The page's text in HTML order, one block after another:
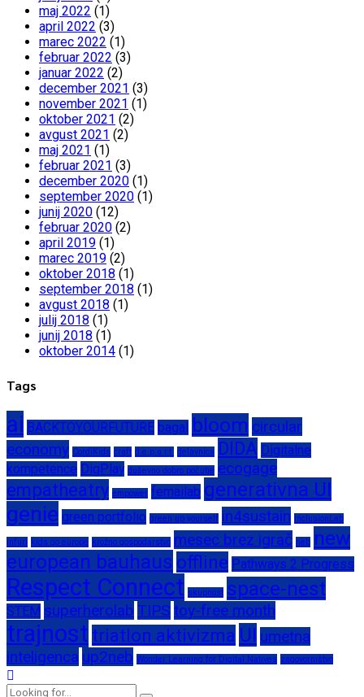
maj 2022 (1)
april 2022 (3)
marec 2022 (1)
februar 2022 (3)
januar 2022 (2)
december 2021 (3)
november 2021 (1)
oktober 2021 (2)
avgust 2021 (2)
maj 2021 (1)
februar 2021 (3)
december 2020 (1)
september 2020 (1)
junij 2020 (12)
februar 2020 (2)
april 2019 (1)
marec 2019 (2)
oktober 2018 (1)
september 2018 (1)
avgust 2018 (1)
julij 2018 (1)
junij 2018 (1)
oktober 2014 (1)
Tags
ai BACKTOYOURFUTURE bagal bloom circular
economy CordiKids craft d.e.p.a.r.t. delavnica DIDA Digitalne
kompetence DigPlay duševno dobro počutje ecogage
empatheatry empower femailab generativna UI
genie green portfolio green up yourself in4sustain InclusionLab
infuri kids go europe krožno gospodarstvo mesec brez igrač neb new
european bauhaus offline Pathways 2 Progress
Respect Connect skupnost space-nest
STEM superherolab TIPS toy-free month
trajnost triatlon aktivizma UI umetna
inteligenca up2neb Wonder Learning for Digital Natives zagovorništvo